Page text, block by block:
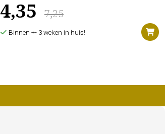
7,25
4,35
Binnen +- 3 weken in huis!